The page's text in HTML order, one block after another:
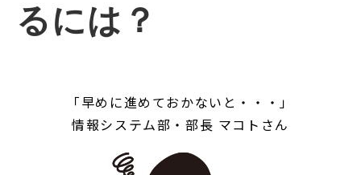
るには？
「早めに進めておかないと・・・」
情報システム部・部長 マコトさん